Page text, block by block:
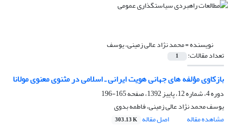
نویسنده =محمد نژاد عالی زمینی، یوسف
تعداد مقالات: 1
بازکاوی مؤلفه های جهانی هویت ایرانی ـ اسلامی در مثنوی معنوی مولانا
دوره 4، شماره 12، پاییز 1392، صفحه
165-196
یوسف محمد نژاد عالی زمینی، فاطمه بدوی
مشاهده مقاله
اصل مقاله 303.13 K